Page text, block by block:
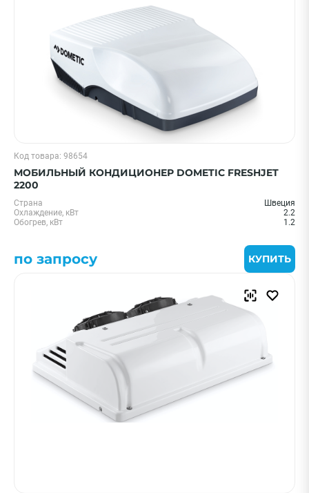
Код товара: 98654
МОБИЛЬНЫЙ КОНДИЦИОНЕР DOMETIC FRESHJET
2200
Страна
Швеция
Охлаждение, кВт
2.2
Обогрев, кВт
1.2
по запросу КУПИТЬ